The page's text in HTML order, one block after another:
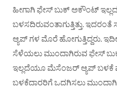
ಹೀಗಾಗಿ ಫೇಸ್ ಬುಕ್ ಅಕೌಂಟ್
ಬಳಸದಿರುವಂತಾಗುತ್ತಿತ್ತು.
ಆ್ಯಪ್ ಗಳ ಮೊರೆ ಹೋಗುತ್ತಿದ್ದರು.
ಸೆಳೆಯಲು ಮುಂದಾಗಿರುವ ಫೇಸ್
ಇಲ್ಲದೆಯೂ ಮೆಸೆಂಜರ್ ಆ್ಯಪ್ ಬಳಕೆ
ಬಳಕೆದಾರರಿಗೆ ಒದಗಿಸಲು